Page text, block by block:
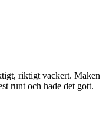
riktigt vackert. Maken
runt och hade det gott.